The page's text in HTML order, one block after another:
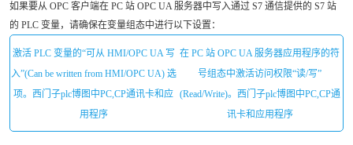
如果要从 OPC 客户端在 PC 站 OPC UA 服务器中写入通过 S7 通信提供的 S7 站
的 PLC 变量，请确保在变量组态中进行以下设置：
激活 PLC 变量的“可从 HMI/OPC UA 写
入”(Can be written from HMI/OPC UA) 选
项。西门子plc博图中PC,CP通讯卡和应
用程序
在 PC 站 OPC UA 服务器应用程序的符
号组态中激活访问权限“读/写”
(Read/Write)。西门子plc博图中PC,CP通
讯卡和应用程序